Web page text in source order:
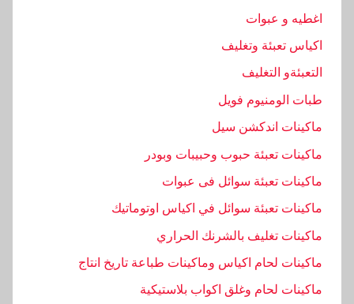
اغطيه و عبوات
اكياس تعبئة وتغليف
التعبئةو التغليف
طبات الومنيوم فويل
ماكينات اندكشن سيل
ماكينات تعبئة حبوب وحبيبات وبودر
ماكينات تعبئة سوائل فى عبوات
ماكينات تعبئة سوائل في اكياس اوتوماتيك
ماكينات تغليف بالشرنك الحراري
ماكينات لحام اكياس وماكينات طباعة تاريخ انتاج
ماكينات لحام وغلق اكواب بلاستيكية